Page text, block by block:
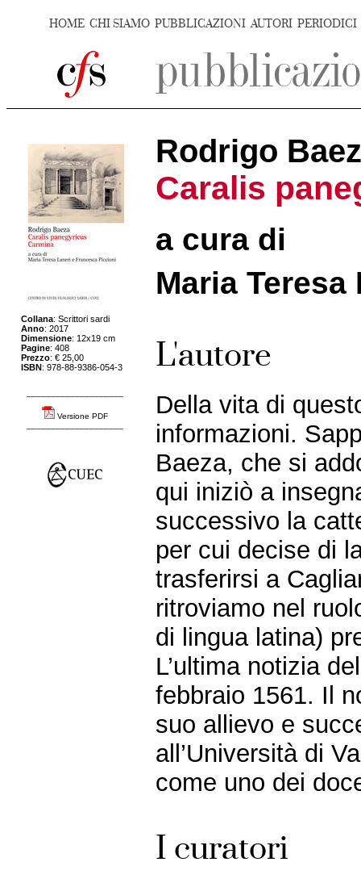
HOME CHI SIAMO PUBBLICAZIONI AUTORI PERIODICI
Collana: Scrittori sardi
Anno: 2017
Dimensione: 12x19 cm
Pagine: 408
Prezzo: € 25,00
ISBN: 978-88-9386-054-3
Versione PDF
Rodrigo
Caralis
a cura di
Maria
L'autore
Della vita di
informazioni.
Baeza, che si
qui iniziò a
successivo la
per cui decise di
trasferirsi a
ritroviamo nel
di lingua latina)
L’ultima notizia
febbraio 1561. Il
suo allievo e
all’Università di
come uno dei
I curatori